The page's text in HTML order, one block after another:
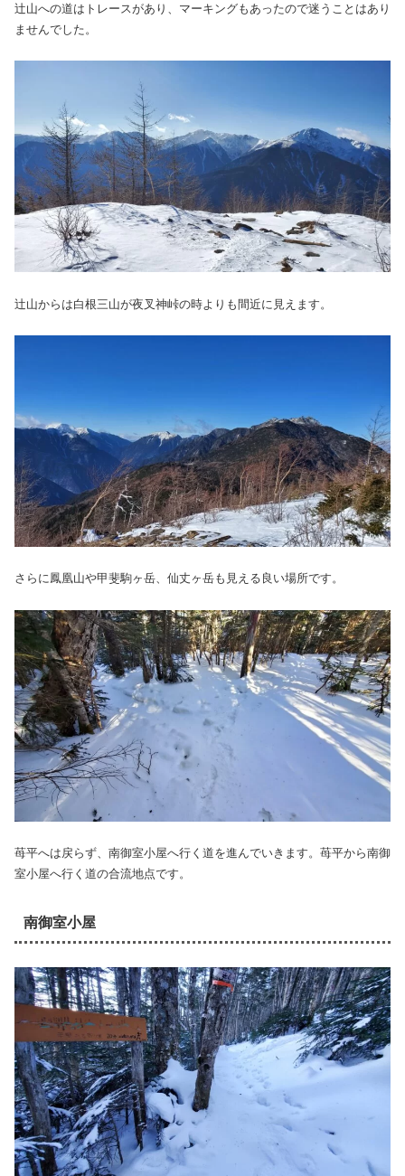
辻山への道はトレースがあり、マーキングもあったので迷うことはあり
ませんでした。
辻山からは白根三山が夜叉神峠の時よりも間近に見えます。
さらに鳳凰山や甲斐駒ヶ岳、仙丈ヶ岳も見える良い場所です。
苺平へは戻らず、南御室小屋へ行く道を進んでいきます。苺平から南御
室小屋へ行く道の合流地点です。
南御室小屋